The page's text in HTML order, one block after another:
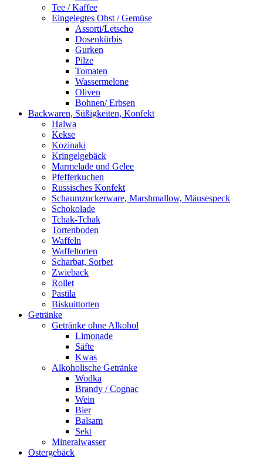
Tee / Kaffee
Eingelegtes Obst / Gemüse
Assorti/Letscho
Dosenkürbis
Gurken
Pilze
Tomaten
Wassermelone
Oliven
Bohnen/ Erbsen
Backwaren, Süßigkeiten, Konfekt
Halwa
Kekse
Kozinaki
Kringelgebäck
Marmelade und Gelee
Pfefferkuchen
Russisches Konfekt
Schaumzuckerware, Marshmallow, Mäusespeck
Schokolade
Tchak-Tchak
Tortenboden
Waffeln
Waffeltorten
Scharbat, Sorbet
Zwieback
Rollet
Pastila
Biskuittorten
Getränke
Getränke ohne Alkohol
Limonade
Säfte
Kwas
Alkoholische Getränke
Wodka
Brandy / Cognac
Wein
Bier
Balsam
Sekt
Mineralwasser
Ostergebäck